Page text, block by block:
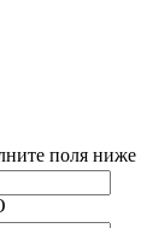
поля ниже